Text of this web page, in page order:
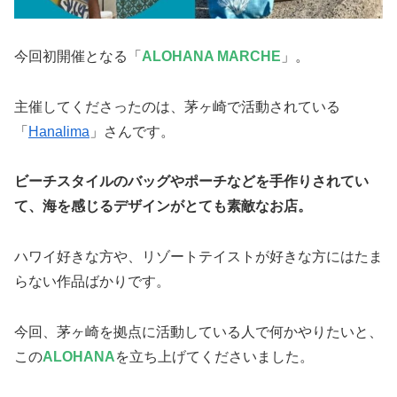
今回初開催となる「 ALOHANA MARCHE 」。
主催してくださったのは、茅ヶ崎で活動されている
「 Hanalima 」さんです。
ビーチスタイルのバッグやポーチなどを手作りされてい
て、海を感じるデザインがとても素敵なお店。
ハワイ好きな方や、リゾートテイストが好きな方にはたま
らない作品ばかりです。
今回、茅ヶ崎を拠点に活動している人で何かやりたいと、
このALOHANAを立ち上げてくださいました。